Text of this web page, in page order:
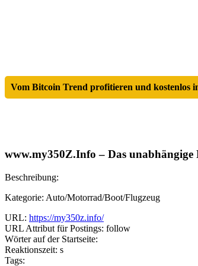
Vom Bitcoin Trend profitieren und kostenlos
www.my350Z.Info – Das
Beschreibung:
Kategorie: Auto/Motorrad/Boot/Flugzeug
URL: https://my350z.info/
URL Attribut für Postings: follow
Wörter auf der Startseite:
Reaktionszeit: s
Tags: